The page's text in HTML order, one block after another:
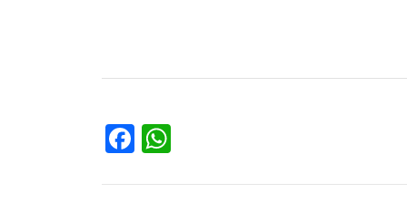
Facebook